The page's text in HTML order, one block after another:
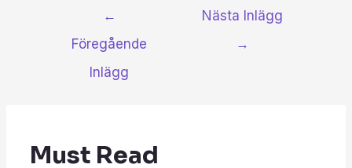
←
Föregående
Inlägg
Nästa Inlägg
→
Must Read